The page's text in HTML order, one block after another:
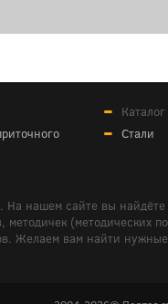
Стали
На нашем сайте вы
(методических
Желаем вам найти